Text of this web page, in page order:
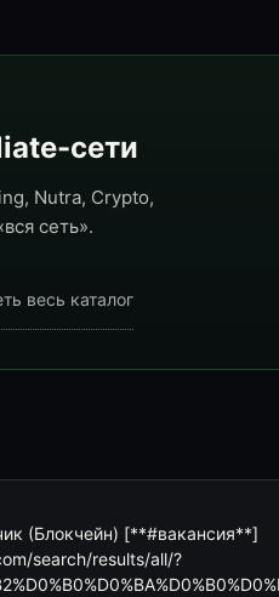
сети
Nutra, Crypto,
сеть».
весь каталог
(Блокчейн) [**#вакансия**]
search/results/all/?